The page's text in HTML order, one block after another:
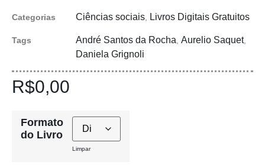
Categorias Ciências sociais, Livros Digitais Gratuitos
Tags André Santos da Rocha, Aurelio Saquet,
Daniela Grignoli
R$0,00
Formato
do Livro
Limpar